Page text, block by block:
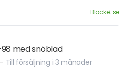
Blocket.se
98 med snöblad
- Till försäljning i 3 månader